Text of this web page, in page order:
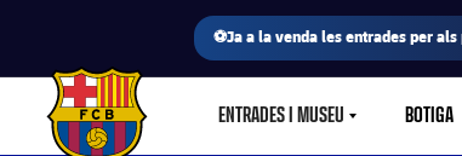
⚽Ja a la venda les entrades per
FC Barcelona club badge ENTRADES I MUSEULABEL.SHARE.CARETDOWN
BOTIGA